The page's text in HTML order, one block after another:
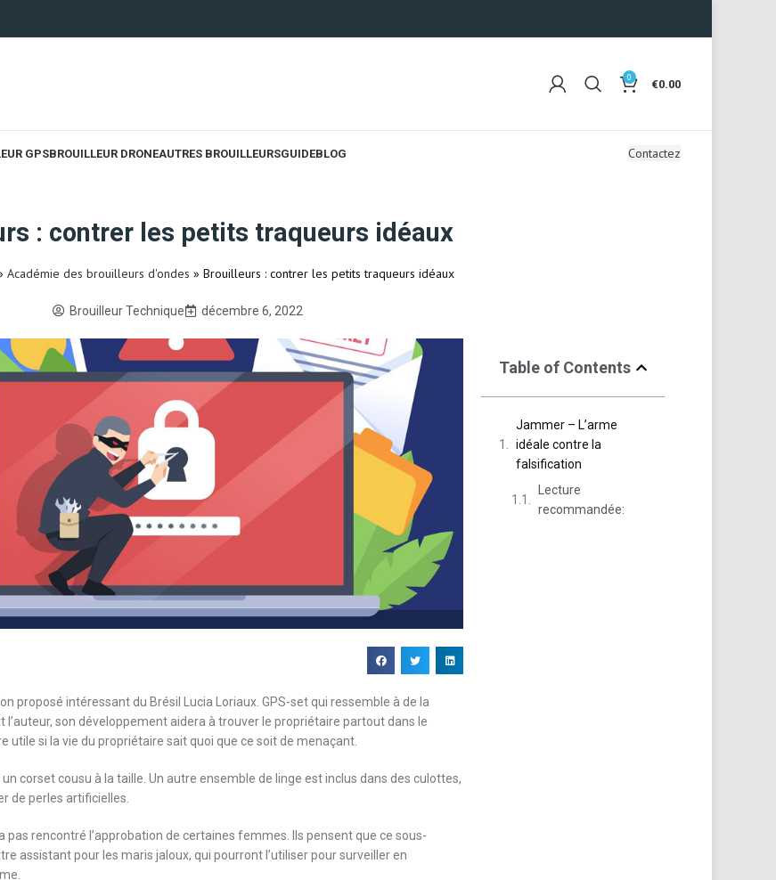
0 €0.00
GPSBROUILLEUR DRONEAUTRES BROUILLEURSGUIDEBLOG Contactez
: contrer les petits traqueurs idéaux
Académie des brouilleurs d'ondes » Brouilleurs : contrer les petits traqueurs idéaux
Brouilleur Technique décembre 6, 2022
proposé intéressant du Brésil Lucia Loriaux. GPS-set qui ressemble à de la
l’auteur, son développement aidera à trouver le propriétaire partout dans le
utile si la vie du propriétaire sait quoi que ce soit de menaçant.
un corset cousu à la taille. Un autre ensemble de linge est inclus dans des culottes,
de perles artificielles.
pas rencontré l’approbation de certaines femmes. Ils pensent que ce sous-
assistant pour les maris jaloux, qui pourront l’utiliser pour surveiller en
Table of Contents
Jammer – L’arme
idéale contre la
falsification
Lecture
recommandée: